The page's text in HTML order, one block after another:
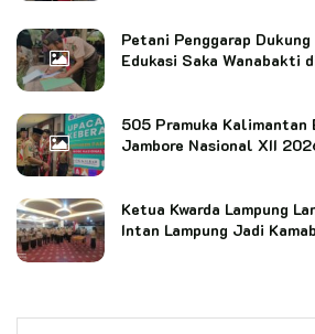
Petani Penggarap
Edukasi Saka Wanabakti
505 Pramuka Kalimantan
Jambore Nasional XII
Ketua Kwarda Lampung
Intan Lampung Jadi